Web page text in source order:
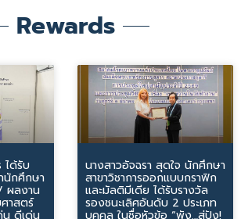
Rewards
ได้รับ
นักศึกษา
ผลงาน
าสตร์
น ดีเด่น
นางสาวอัจฉรา สุดใจ นักศึกษา
สาขาวิชาการออกแบบกราฟิก
และมัลติมีเดีย ได้รับรางวัล
รองชนะเลิศอันดับ 2 ประเภท
บุคคล ในชื่อหัวข้อ “พัง…สู่ปัง!